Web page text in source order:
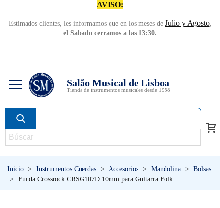
AVISO:
Estimados clientes, les informamos que en los meses de Julio y Agosto,
el Sabado cerramos a las 13:30.
Salão Musical de Lisboa
Tienda de instrumentos musicales desde 1958
Inicio > Instrumentos Cuerdas > Accesorios > Mandolina >
Bolsas
>
Funda Crossrock CRSG107D 10mm para Guitarra Folk